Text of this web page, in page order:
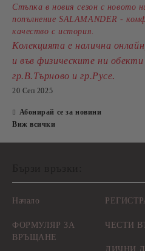
Стъпка в новия сезон с новото
попълнение SALAMANDER -
качество с история.
Колекцията е налична
и във физическите ни обекти
гр.В.Търново и гр.Русе.
20 Сеп 2025
Абонирай се за новини
Виж всички
Начало
ФОРМУЛЯР ЗА
ВРЪЩАНЕ
ЧЕСТИ